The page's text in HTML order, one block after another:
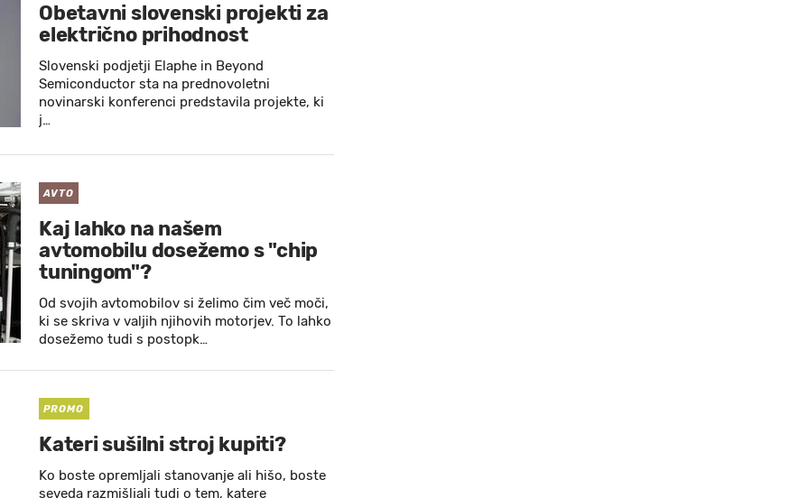
Obetavni slovenski projekti za
električno prihodnost
Slovenski podjetji Elaphe in Beyond
Semiconductor sta na prednovoletni
novinarski konferenci predstavila projekte, ki
j…
AVTO
Kaj lahko na našem
avtomobilu dosežemo s "chip
tuningom"?
Od svojih avtomobilov si želimo čim več moči,
ki se skriva v valjih njihovih motorjev. To lahko
dosežemo tudi s postopk…
PROMO
Kateri sušilni stroj kupiti?
Ko boste opremljali stanovanje ali hišo, boste
seveda razmišljali tudi o tem, katere